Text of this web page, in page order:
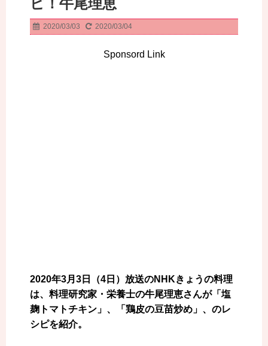
ピ！牛尾理恵
2020/03/03 2020/03/04
Sponsord Link
2020年3月3日（4日）放送のNHKきょうの料理
は、料理研究家・栄養士の牛尾理恵さんが「塩
麹トマトチキン」、「鶏皮の豆苗炒め」、のレ
シピを紹介。